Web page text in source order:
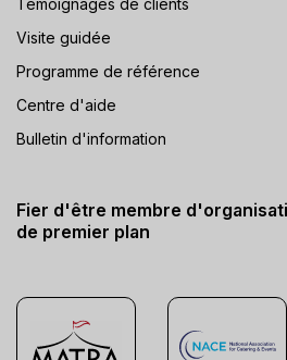
Témoignages de clients
Visite guidée
Programme de référence
Centre d'aide
Bulletin d'information
Fier d'être membre
de premier plan